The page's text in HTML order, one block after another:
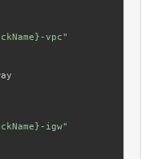
vpc"
igw"